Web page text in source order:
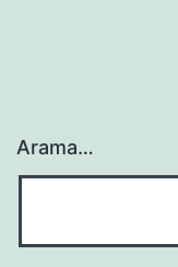
Arama…